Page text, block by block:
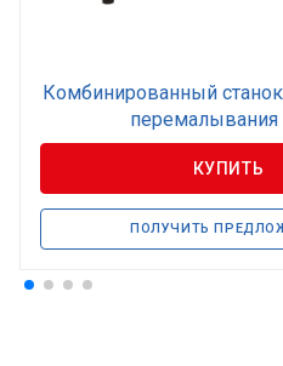
Комбинированный
перемалывания
КУПИТЬ
ПОЛУЧИТЬ